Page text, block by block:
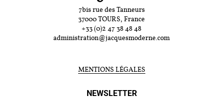
7bis rue des Tanneurs
37000 TOURS, France
+33 (0)2 47 38 48 48
administration@jacquesmoderne.com
MENTIONS LÉGALES
NEWSLETTER